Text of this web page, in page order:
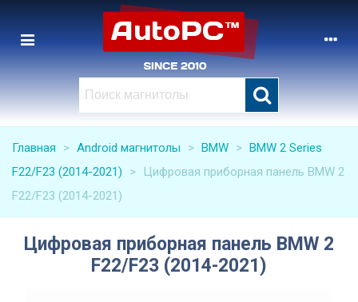
Главная > Android магнитолы > BMW > BMW 2 Series
F22/F23 (2014-2021)
>
Цифровая приборная панель BMW 2
F22/F23 (2014-2021)
Цифровая приборная панель BMW 2
F22/F23 (2014-2021)